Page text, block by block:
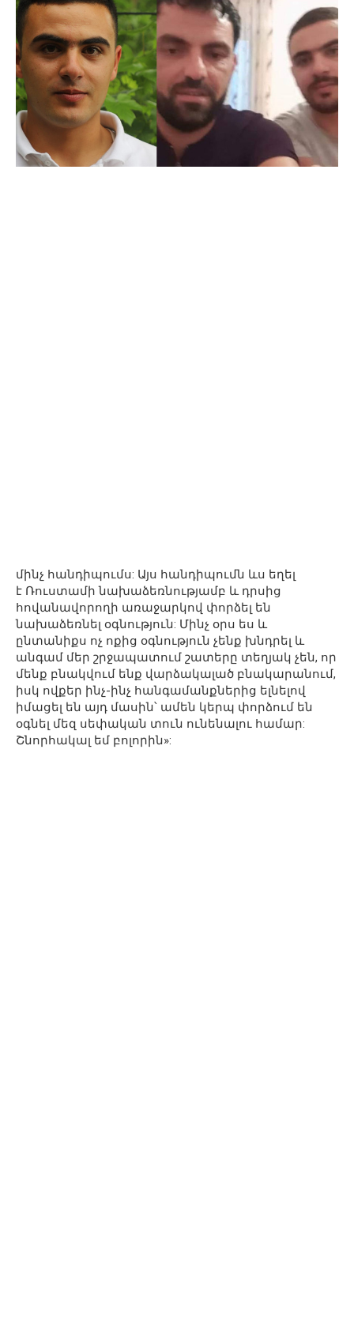
մինչ հանդիպումս: Այս հանդիպումն ևս եղել
է Ռուստամի նախաձեռնությամբ և դրսից
հովանավորողի առաջարկով փորձել են
նախաձեռնել օգնություն: Մինչ օրս ես և
ընտանիքս ոչ ոքից օգնություն չենք խնդրել և
անգամ մեր շրջապատում շատերը տեղյակ չեն, որ
մենք բնակվում ենք վարձակալած բնակարանում,
իսկ ովքեր ինչ-ինչ հանգամանքներից ելնելով
իմացել են այդ մասին՝ ամեն կերպ փորձում են
օգնել մեզ սեփական տուն ունենալու համար:
Շնորհակալ եմ բոլորին»: